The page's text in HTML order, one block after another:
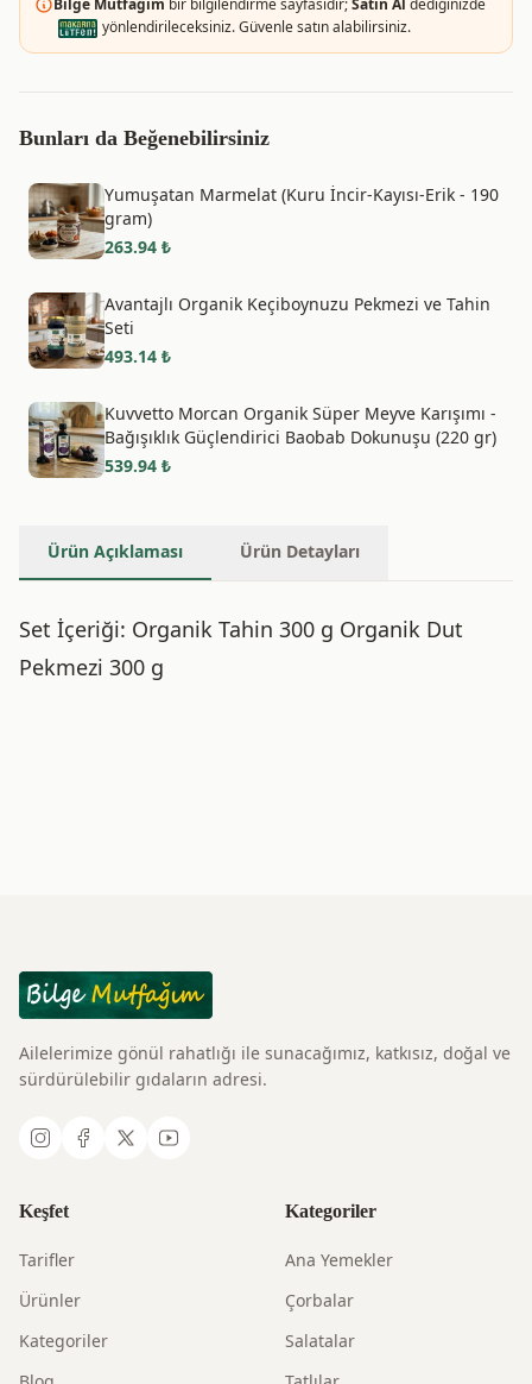
Bilge Mutfağım bir bilgilendirme sayfasıdır;Satın Al dediğinizde
yönlendirileceksiniz. Güvenle satın alabilirsiniz.
Bunları da Beğenebilirsiniz
Yumuşatan Marmelat (Kuru İncir-Kayısı-Erik - 190
gram)
263.94 ₺
Avantajlı Organik Keçiboynuzu Pekmezi ve Tahin
Seti
493.14 ₺
Kuvvetto Morcan Organik Süper Meyve Karışımı -
Bağışıklık Güçlendirici Baobab Dokunuşu (220 gr)
539.94 ₺
Ürün Açıklaması Ürün Detayları
Set İçeriği: Organik Tahin 300 g Organik Dut
Pekmezi 300 g
Ailelerimize gönül rahatlığı ile sunacağımız, katkısız, doğal ve
sürdürülebilir gıdaların adresi.
Keşfet
Tarifler
Ürünler
Kategoriler
Kategoriler
Ana Yemekler
Çorbalar
Salatalar